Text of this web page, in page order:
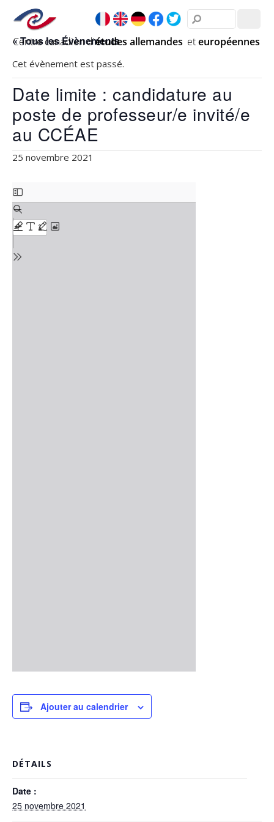
« Tous les Évènements
Cet évènement est passé.
Date limite : candidature au
poste de professeur/e invité/e
au CCÉAE
25 novembre 2021
Skip
to
PDF
content
Ajouter au calendrier
DÉTAILS
Date :
25 novembre 2021